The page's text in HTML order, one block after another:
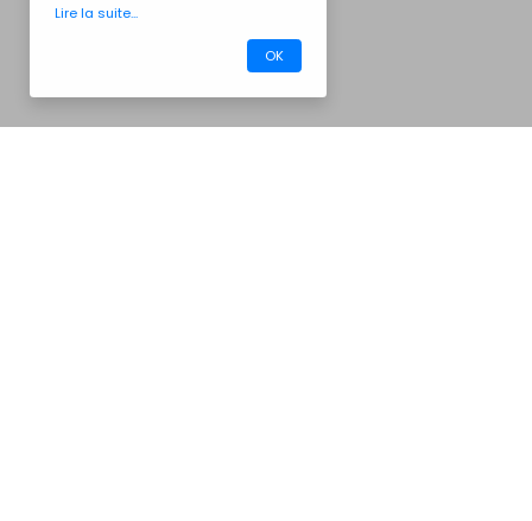
Lire la suite...
OK